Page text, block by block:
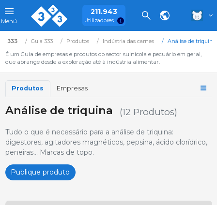
Menú
211.943
Utilizadores
333 Guia 333 Produtos Indústria das carnes
Análise de triquina
É um Guia de empresas e produtos do sector suinícola e pecuário em geral,
que abrange desde a exploração até à indústria alimentar.
Produtos Empresas
Análise de triquina (12 Produtos)
Tudo o que é necessário para a análise de triquina:
digestores, agitadores magnéticos, pepsina, ácido clorídrico,
peneiras... Marcas de topo.
Publique produto